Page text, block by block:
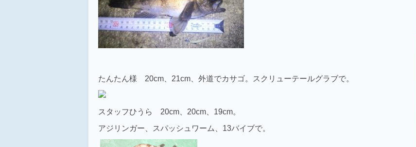
たんたん様 20cm、21cm、外道でカサゴ。スクリューテールグラブで。
スタッフひうら 20cm、20cm、19cm。
アジリンガー、スパッシュワーム、13バイブで。